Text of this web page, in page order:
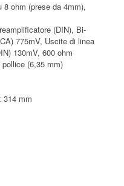
ohm (prese da 4mm),
(DIN), Bi-
775mV, Uscite di linea
130mV, 600 ohm
(6,35 mm)
314 mm